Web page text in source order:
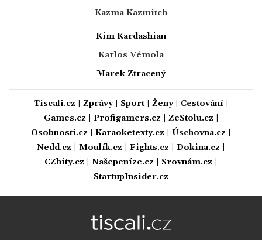
Kazma Kazmitch
Kim Kardashian
Karlos Vémola
Marek Ztracený
Tiscali.cz Zprávy| Sport| Ženy| Cestování|
Games.cz
Profigamers.cz ZeStolu.cz
Osobnosti.cz
Karaoketexty.cz Úschovna.cz
Nedd.cz
Moulík.cz Fights.cz Dokina.cz
CZhity.cz
Našepeníze.cz Srovnám.cz
StartupInsider.cz